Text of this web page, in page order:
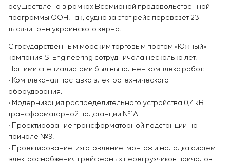
осуществлена ​​в рамках Всемирной продовольственной
программы ООН. Так, судно за этот рейс перевезет 23
тысячи тонн украинского зерна.
С государственным морским торговым портом «Южный»
компания S-Engineering сотрудничала несколько лет.
Нашими специалистами был выполнен комплекс работ:
• Комплексная поставка электротехнического
оборудования.
• Модернизация распределительного устройства 0,4 кВ
трансформаторной подстанции №1А.
• Проектирование трансформаторной подстанции на
причале №9.
• Проектирование, изготовление, монтаж и наладка систем
электроснабжения грейферных перегрузчиков причалов